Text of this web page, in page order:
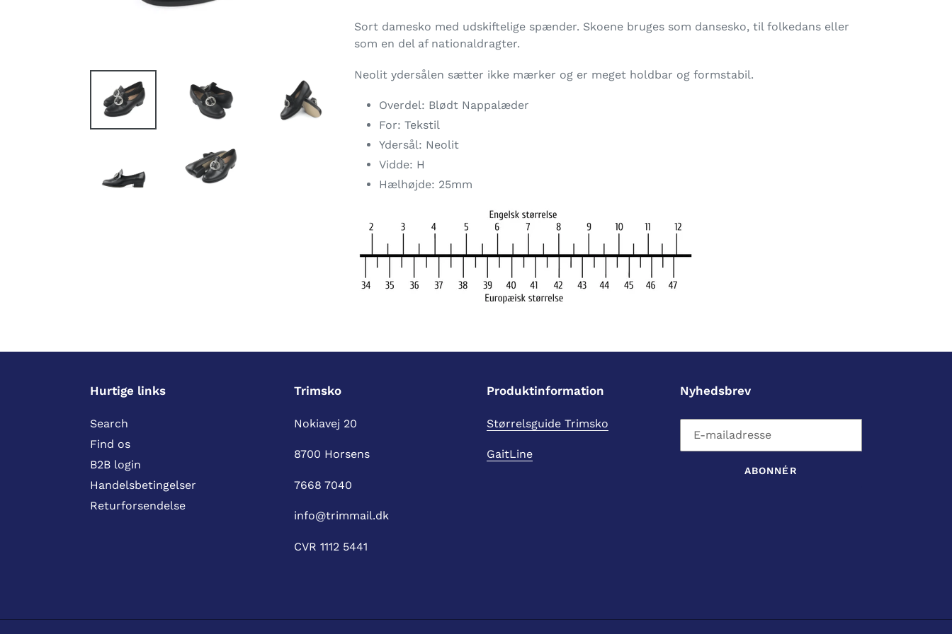
produkt
i
indkøbskurv
Sort damesko med udskiftelige spænder. Skoene bruges som dansesko, til folkedans eller
som en del af nationaldragter.
Neolit ydersålen sætter ikke mærker og er meget holdbar og formstabil.
Overdel: Blødt Nappalæder
For: Tekstil
Ydersål: Neolit
Vidde: H
Hælhøjde: 25mm
Hurtige links
Search
Find os
B2B login
Handelsbetingelser
Returforsendelse
Trimsko
Nokiavej 20
8700 Horsens
7668 7040
info@trimmail.dk
CVR 1112 5441
Produktinformation
Størrelsguide Trimsko
GaitLine
Nyhedsbrev
ABONNÉR